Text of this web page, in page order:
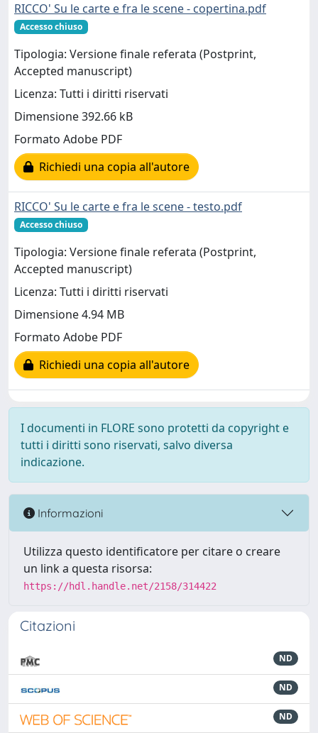
RICCO' Su le carte e fra le scene - copertina.pdf
Accesso chiuso
Tipologia: Versione finale referata (Postprint,
Accepted manuscript)
Licenza: Tutti i diritti riservati
Dimensione 392.66 kB
Formato Adobe PDF
Richiedi una copia all'autore
RICCO' Su le carte e fra le scene - testo.pdf
Accesso chiuso
Tipologia: Versione finale referata (Postprint,
Accepted manuscript)
Licenza: Tutti i diritti riservati
Dimensione 4.94 MB
Formato Adobe PDF
Richiedi una copia all'autore
I documenti in FLORE sono protetti da copyright e
tutti i diritti sono riservati, salvo diversa
indicazione.
Informazioni
Utilizza questo identificatore per citare o creare
un link a questa risorsa:
https://hdl.handle.net/2158/314422
Citazioni
ND
ND
ND